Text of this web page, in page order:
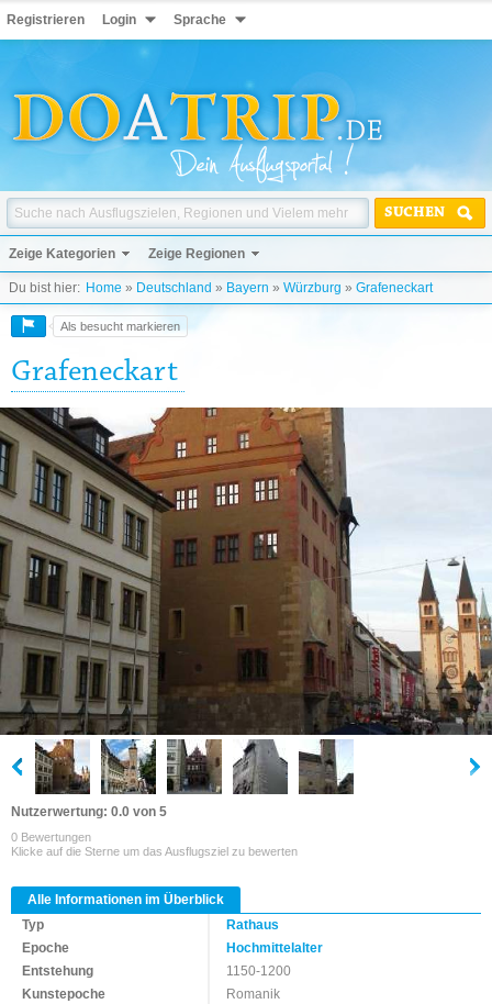
Registrieren Login Sprache
SUCHEN
Zeige Kategorien Zeige Regionen
Du bist hier: Home » Deutschland » Bayern » Würzburg » Grafeneckart
Als besucht markieren
Grafeneckart
Nutzerwertung: 0.0 von 5
0 Bewertungen
Klicke auf die Sterne um das Ausflugsziel zu bewerten
Alle Informationen im Überblick
Typ
Rathaus
Epoche
Hochmittelalter
Entstehung
1150-1200
Kunstepoche
Romanik